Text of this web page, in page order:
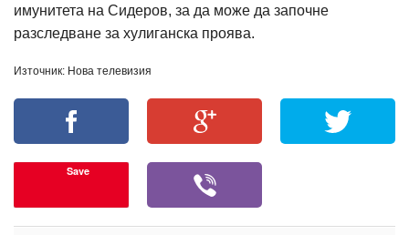
имунитета на Сидеров, за да може да започне
разследване за хулиганска проява.
Източник: Нова телевизия
Save